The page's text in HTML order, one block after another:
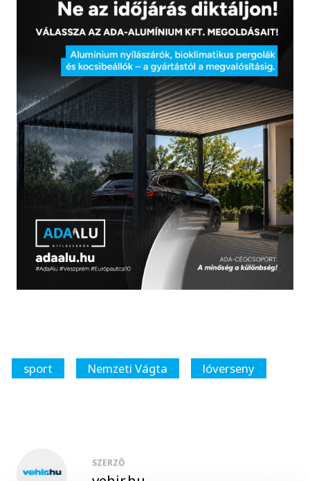
sport Nemzeti Vágta lóverseny
SZERZŐ